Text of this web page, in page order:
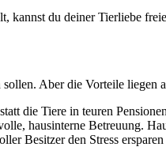
kannst du deiner Tierliebe
Aber die Vorteile liegen
die Tiere in teuren
hausinterne Betreuung.
Besitzer den Stress